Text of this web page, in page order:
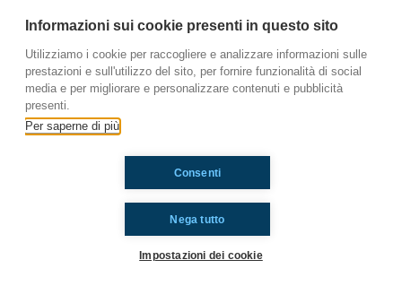
Radioimmaginaria in cui vi parlo di ambiente,
natura e animali. Oggi parleremo del ragno.
https://www.radioimmaginaria.it
Ti è piaciuto? Condividilo!
Informazioni sui cookie presenti in questo sito
Utilizziamo i cookie per raccogliere e analizzare informazioni sulle
prestazioni e sull'utilizzo del sito, per fornire funzionalità di social
media e per migliorare e personalizzare contenuti e pubblicità
presenti.
Per saperne di più
Nega tutto
Consenti
Impostazioni dei cookie